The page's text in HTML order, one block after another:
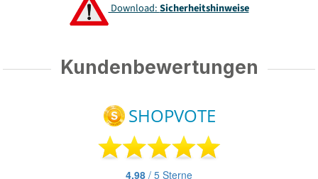
Download:Sicherheitshinweise
Kundenbewertungen